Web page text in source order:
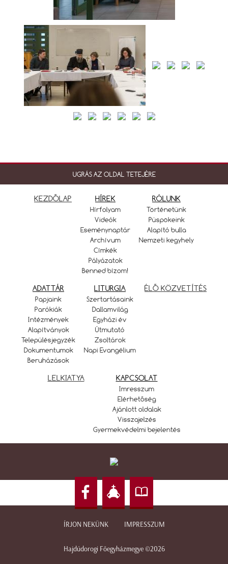
UGRÁS AZ OLDAL TETEJÉRE
KEZDŐLAP HÍREK
Hírfolyam
Videók
Eseménynaptár
Archívum
Címkék
Pályázatok
Benned bízom!
RÓLUNK
Történetünk
Püspökeink
Alapító bulla
Nemzeti kegyhely
ADATTÁR
Papjaink
Parókiák
Intézmények
Alapítványok
Településjegyzék
Dokumentumok
Beruházások
LITURGIA
Szertartásaink
Dallamvilág
Egyházi év
Útmutató
Zsoltárok
Napi Evangélium
ÉLŐ KÖZVETÍTÉS
LELKIATYA KAPCSOLAT
Imresszum
Elérhetőség
Ajánlott oldalak
Visszajelzés
Gyermekvédelmi bejelentés
ÍRJON NEKÜNK IMPRESSZUM
Hajdúdorogi Főegyházmegye ©2026